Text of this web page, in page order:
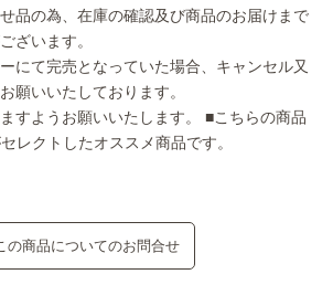
品の為、在庫の確認及び商品のお届けまで
ざいます。
にて完売となっていた場合、キャンセル又
願いいたしております。
すようお願いいたします。 ■こちらの商品
レクトしたオススメ商品です。
の商品についてのお問合せ